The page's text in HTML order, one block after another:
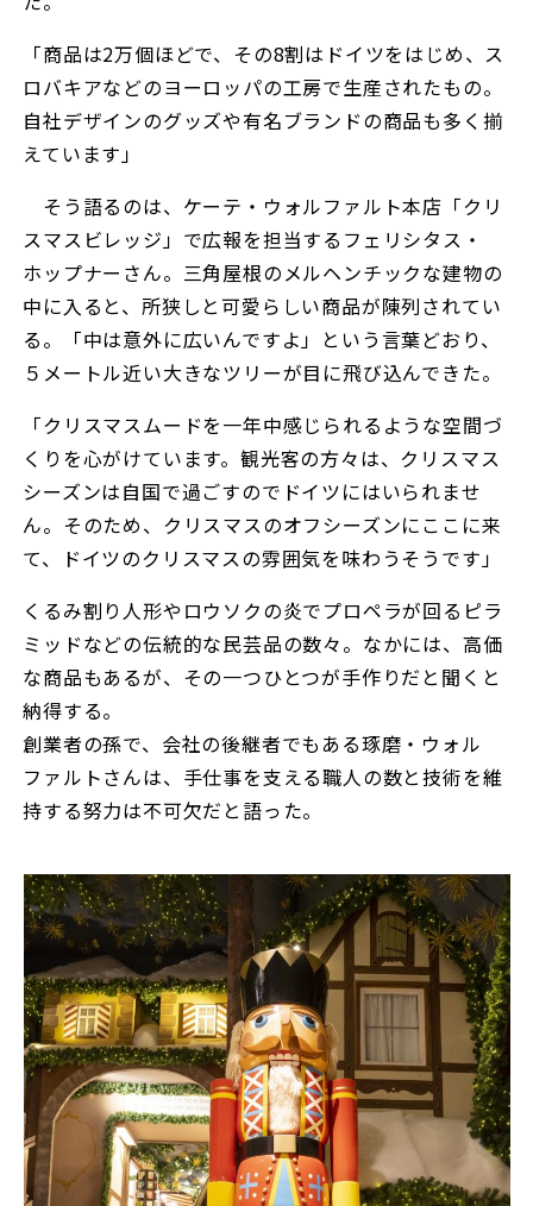
「商品は2万個ほどで、その8割はドイツをはじめ、ス
ロバキアなどのヨーロッパの工房で生産されたもの。
自社デザインのグッズや有名ブランドの商品も多く揃
えています」
そう語るのは、ケーテ・ウォルファルト本店「クリ
スマスビレッジ」で広報を担当するフェリシタス・
ホップナーさん。三角屋根のメルヘンチックな建物の
中に入ると、所狭しと可愛らしい商品が陳列されてい
る。「中は意外に広いんですよ」という言葉どおり、
５メートル近い大きなツリーが目に飛び込んできた。
「クリスマスムードを一年中感じられるような空間づ
くりを心がけています。観光客の方々は、クリスマス
シーズンは自国で過ごすのでドイツにはいられませ
ん。そのため、クリスマスのオフシーズンにここに来
て、ドイツのクリスマスの雰囲気を味わうそうです」
くるみ割り人形やロウソクの炎でプロペラが回るピラ
ミッドなどの伝統的な民芸品の数々。なかには、高価
な商品もあるが、その一つひとつが手作りだと聞くと
納得する。
創業者の孫で、会社の後継者でもある琢磨・ウォル
ファルトさんは、手仕事を支える職人の数と技術を維
持する努力は不可欠だと語った。